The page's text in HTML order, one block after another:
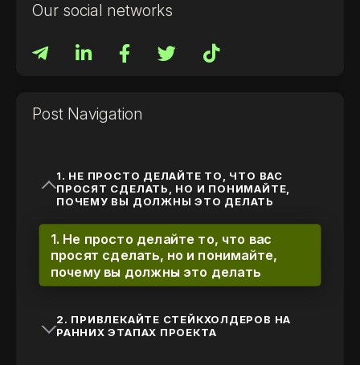
Our social networks
Post Navigation
1. НЕ ПРОСТО ДЕЛАЙТЕ ТО, ЧТО ВАС
ПРОСЯТ СДЕЛАТЬ, НО И ПОНИМАЙТЕ,
ПОЧЕМУ ВЫ ДОЛЖНЫ ЭТО ДЕЛАТЬ
1. Не просто делайте то, что вас
просят сделать, но и понимайте,
почему вы должны это делать
2. ПРИВЛЕКАЙТЕ СТЕЙКХОЛДЕРОВ НА
РАННИХ ЭТАПАХ ПРОЕКТА